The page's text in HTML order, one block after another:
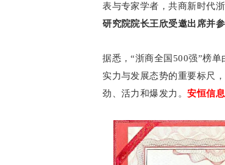
表与专家学者，共商新时代
研究院院长王欣受邀出席并参
据悉，“浙商全国500强”榜
实力与发展态势的重要标尺
劲、活力和爆发力。安恒信